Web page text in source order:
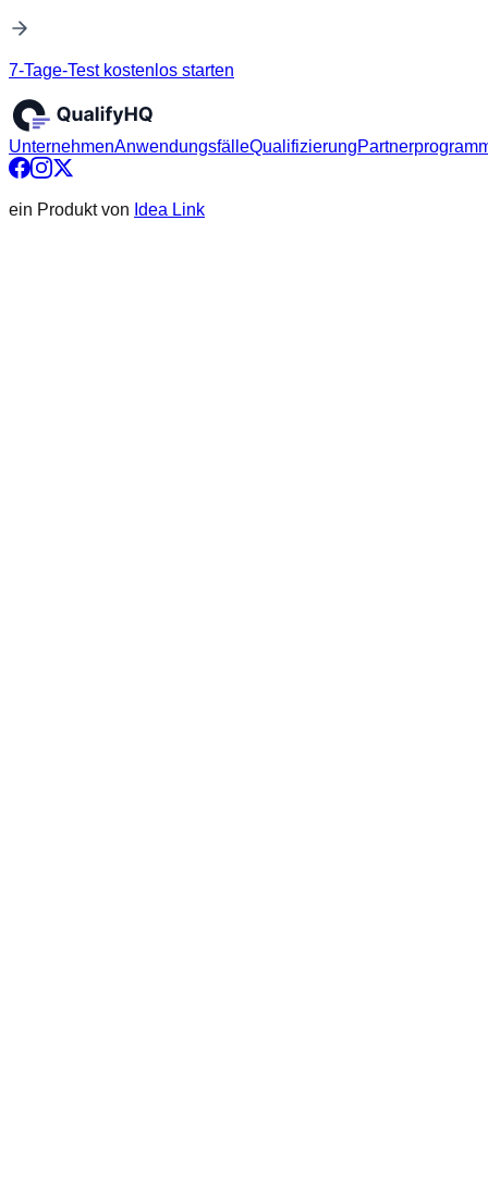
7-Tage-Test kostenlos starten
UnternehmenAnwendungsfälleQualifizierung
ein Produkt von Idea Link